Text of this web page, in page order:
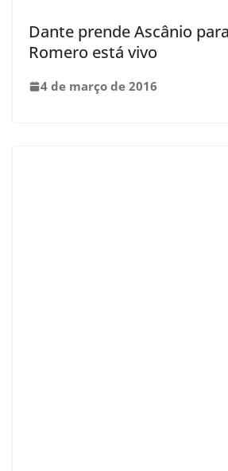
Dante prende Ascânio
Romero está vivo
4 de março de 2016